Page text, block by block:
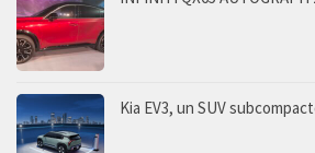
Kia EV3, un SUV